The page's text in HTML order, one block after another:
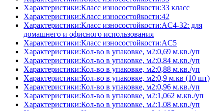
Характеристики:Класс износостойкости:33 класс
Характеристики:Класс износостойкости:42
Характеристики:Класс износостойкости:AC4-32: для
домашнего и офисного использования
Характеристики:Класс износостойкости:AC5
Характеристики:Кол-во в упаковке, м2:0,69 м.кв./уп
Характеристики:Кол-во в упаковке, м2:0,84 м.кв./уп
Характеристики:Кол-во в упаковке, м2:0,88 м.кв./уп
Характеристики:Кол-во в упаковке, м2:0,9 м.кв (10 шт)
Характеристики:Кол-во в упаковке, м2:0,96 м.кв./уп
Характеристики:Кол-во в упаковке, м2:1,062 м.кв./уп
Характеристики:Кол-во в упаковке, м2:1,08 м.кв./уп